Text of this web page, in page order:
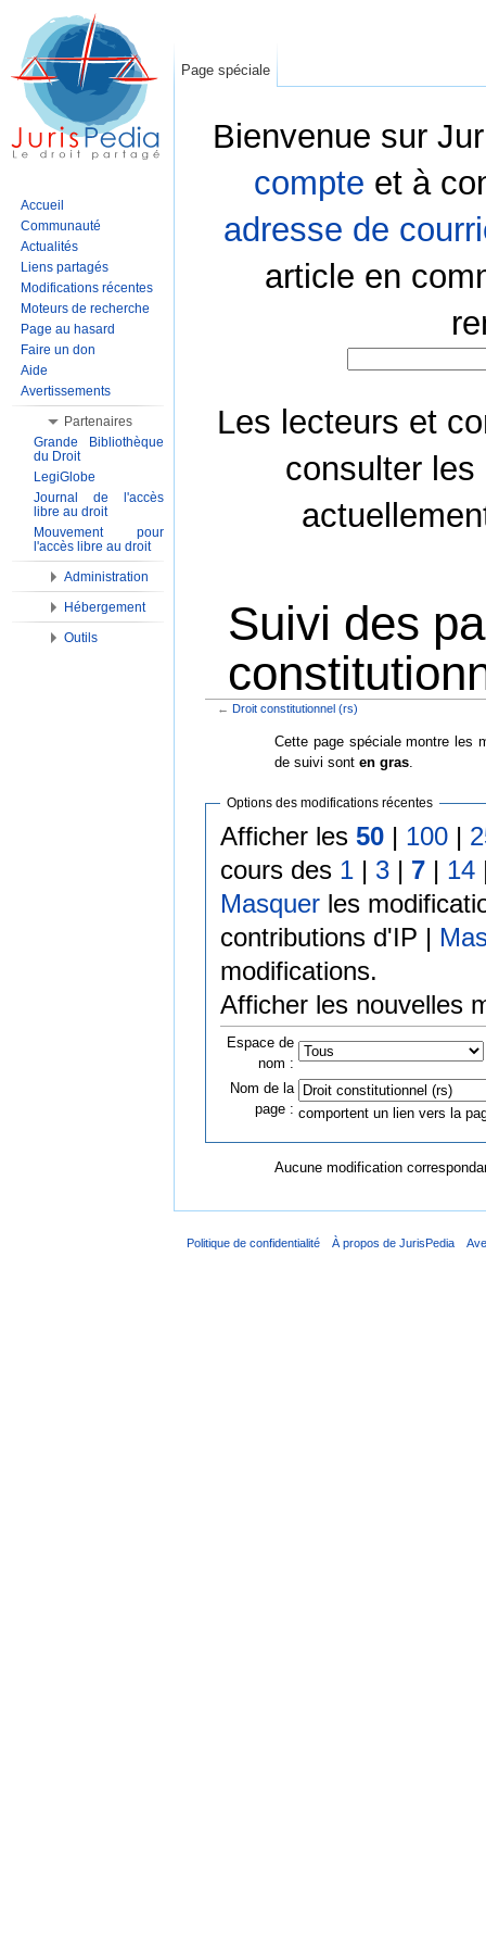
Bienvenue sur
compte et à
adresse de
article en
Les lecteurs et
consulter les
Suivi des
← Droit constitutionnel (rs)
Cette page spéciale montre les
de suivi sont en gras.
Options des modifications récentes
Afficher les 50| 100|
cours des 1| 3| 7| 14
Masquerles
contributions d'IP |
modifications.
Afficher les nouvelles
Espace de
nom :
Nom de la
page : comportent un lien vers la
Aucune modification
Page spéciale
Accueil
Communauté
Actualités
Liens partagés
Modifications récentes
Moteurs de recherche
Page au hasard
Faire un don
Aide
Avertissements
Partenaires
Grande Bibliothèque
du Droit
LegiGlobe
Journal de l'accès
libre au droit
Mouvement pour
l'accès libre au droit
Administration
Hébergement
Outils
Politique de confidentialité À propos de JurisPedia